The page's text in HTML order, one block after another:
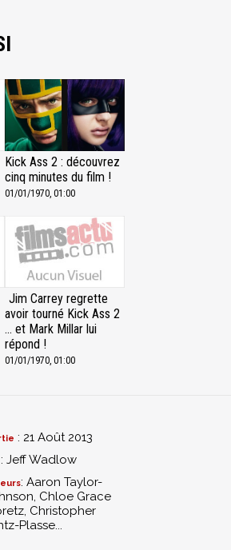
Kick Ass 2 : découvrez
cinq minutes du film !
01/01/1970, 01:00
Jim Carrey regrette
avoir tourné Kick Ass 2
... et Mark Millar lui
répond !
01/01/1970, 01:00
: 21 Août 2013
: Jeff Wadlow
: Aaron Taylor-
Chloe Grace
Christopher
Plasse...